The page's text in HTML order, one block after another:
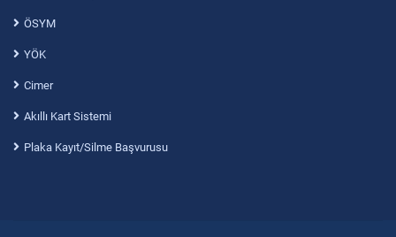
ÖSYM
YÖK
Cimer
Akıllı Kart Sistemi
Plaka Kayıt/Silme Başvurusu